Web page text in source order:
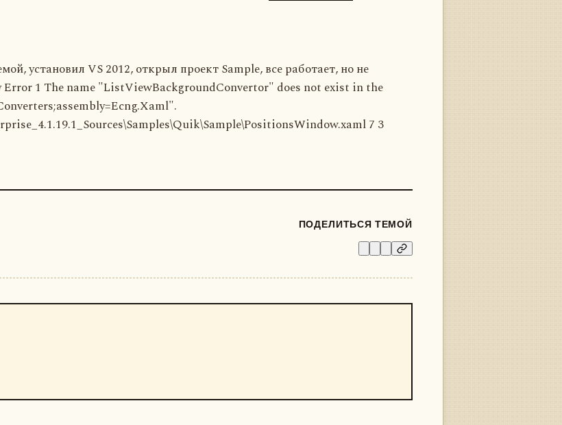
установил VS 2012, открыл проект Sample, все работает, но не
1 The name "ListViewBackgroundConvertor" does not exist in the
7 3
ПОДЕЛИТЬСЯ ТЕМОЙ